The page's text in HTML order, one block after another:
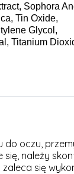
Sophora
Tin Oxide,
Glycol,
Titanium
do oczu,
należy
się